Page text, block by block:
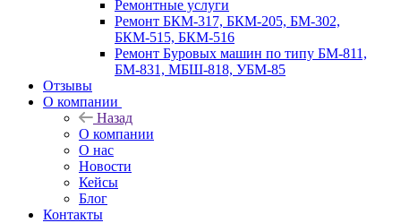
Ремонтные услуги
Ремонт БКМ-317, БКМ-205, БМ-302,
БКМ-515, БКМ-516
Ремонт Буровых машин по типу БМ-811,
БМ-831, МБШ-818, УБМ-85
Отзывы
О компании
Назад
О компании
О нас
Новости
Кейсы
Блог
Контакты